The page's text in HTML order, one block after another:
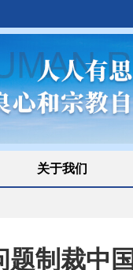
关于我们
制裁中国